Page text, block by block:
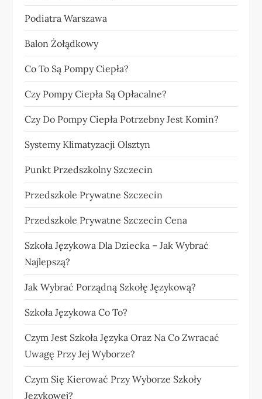
Podiatra Warszawa
Balon Żołądkowy
Co To Są Pompy Ciepła?
Czy Pompy Ciepła Są Opłacalne?
Czy Do Pompy Ciepła Potrzebny Jest Komin?
Systemy Klimatyzacji Olsztyn
Punkt Przedszkolny Szczecin
Przedszkole Prywatne Szczecin
Przedszkole Prywatne Szczecin Cena
Szkoła Językowa Dla Dziecka – Jak Wybrać
Najlepszą?
Jak Wybrać Porządną Szkołę Językową?
Szkoła Językowa Co To?
Czym Jest Szkoła Języka Oraz Na Co Zwracać
Uwagę Przy Jej Wyborze?
Czym Się Kierować Przy Wyborze Szkoły
Językowej?